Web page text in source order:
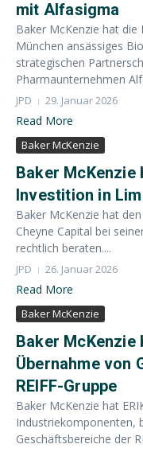
mit Alfasigma
Baker McKenzie hat die
München ansässiges
strategischen
Pharmaunternehmen
JPD 29. Januar 2026
Read More
Baker McKenzie
Baker McKenzie
Investition in
Baker McKenzie hat
Cheyne Capital bei
rechtlich beraten....
JPD 26. Januar 2026
Read More
Baker McKenzie
Baker McKenzie
Übernahme von
REIFF-Gruppe
Baker McKenzie hat
Industriekomponenten,
Geschäftsbereiche der